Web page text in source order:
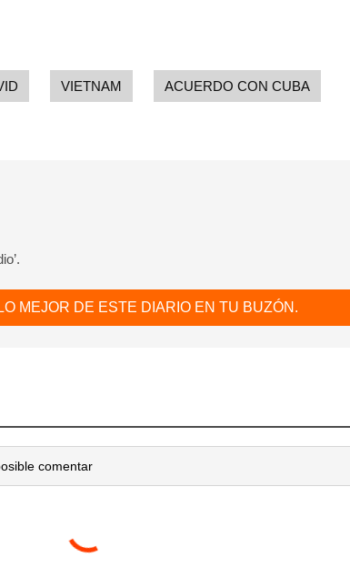
VIETNAM ACUERDO CON CUBA
MEJOR DE ESTE DIARIO EN TU BUZÓN.
comentar